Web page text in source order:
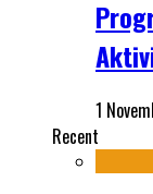
1
Recent